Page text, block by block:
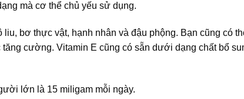
mà cơ thể chủ yếu sử dụng.
bơ thực vật, hạnh nhân và đậu phộng. Bạn cũng có
cường. Vitamin E cũng có sẵn dưới dạng chất bổ
lớn là 15 miligam mỗi ngày.